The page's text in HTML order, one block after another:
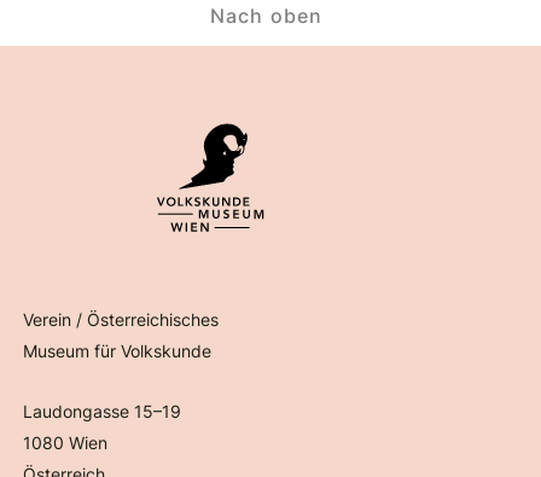
Verein / Österreichisches
Museum für Volkskunde
Laudongasse 15–19
1080 Wien
Nach oben